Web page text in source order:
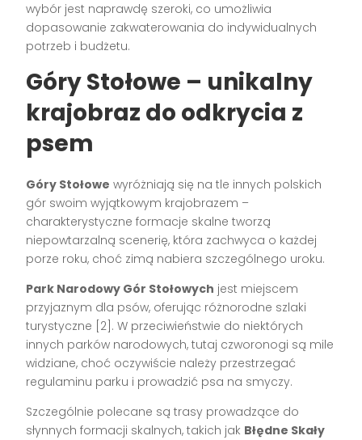
wybór jest naprawdę szeroki, co umożliwia
dopasowanie zakwaterowania do indywidualnych
potrzeb i budżetu.
Góry Stołowe – unikalny
krajobraz do odkrycia z
psem
Góry Stołowe wyróżniają się na tle innych polskich
gór swoim wyjątkowym krajobrazem –
charakterystyczne formacje skalne tworzą
niepowtarzalną scenerię, która zachwyca o każdej
porze roku, choć zimą nabiera szczególnego uroku.
Park Narodowy Gór Stołowych jest miejscem
przyjaznym dla psów, oferując różnorodne szlaki
turystyczne [2]. W przeciwieństwie do niektórych
innych parków narodowych, tutaj czworonogi są mile
widziane, choć oczywiście należy przestrzegać
regulaminu parku i prowadzić psa na smyczy.
Szczególnie polecane są trasy prowadzące do
słynnych formacji skalnych, takich jak Błędne Skały